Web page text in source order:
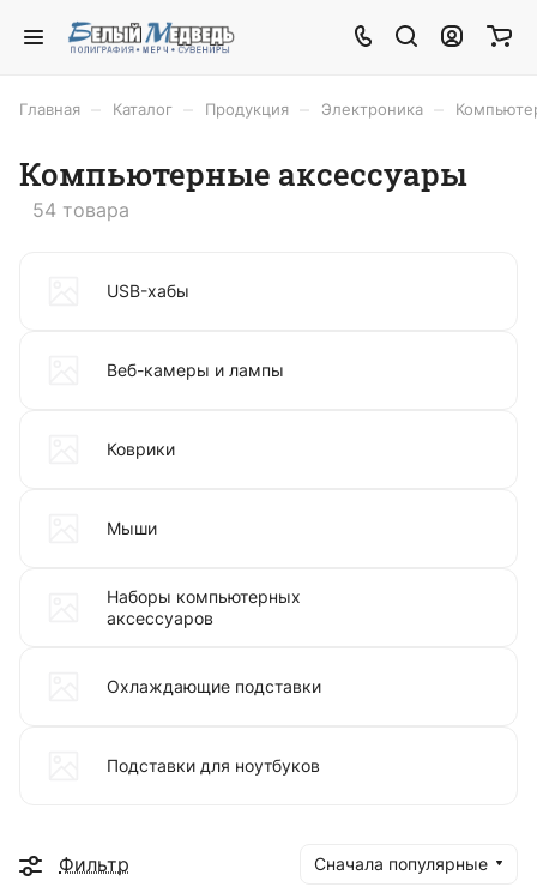
Главная Каталог Продукция Электроника
Компьютерные аксессуары
54 товара
USB-хабы
Веб-камеры и лампы
Коврики
Мыши
Наборы компьютерных
аксессуаров
Охлаждающие подставки
Подставки для ноутбуков
Фильтр Сначала популярные